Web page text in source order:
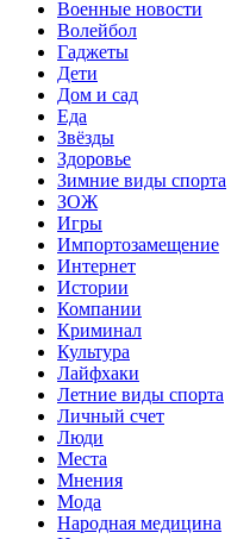
Военные новости
Волейбол
Гаджеты
Дети
Дом и сад
Еда
Звёзды
Здоровье
Зимние виды спорта
ЗОЖ
Игры
Импортозамещение
Интернет
Истории
Компании
Криминал
Культура
Лайфхаки
Летние виды спорта
Личный счет
Люди
Места
Мнения
Мода
Народная медицина